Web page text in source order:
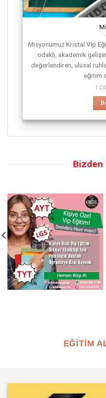
Misyonumuz Kristal Vip
odaklı, akademik
değerlendiren, ulusal
eğitim
1
Bizden
EĞİTİM